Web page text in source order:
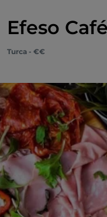
Efeso
Turca - €€